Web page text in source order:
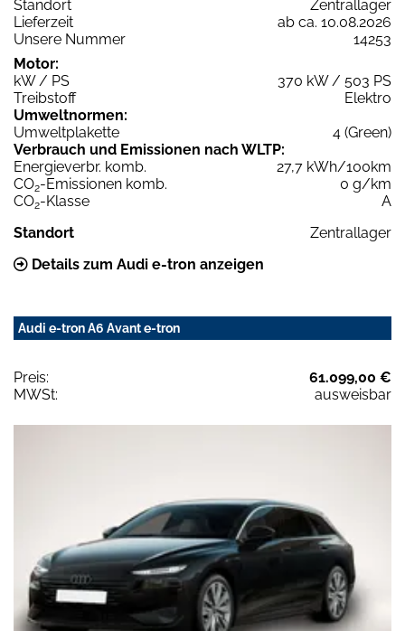
Standort
Zentrallager
Lieferzeit
ab ca. 10.08.2026
Unsere Nummer
14253
Motor:
kW / PS
370 kW / 503 PS
Treibstoff
Elektro
Umweltnormen:
Umweltplakette
4 (Green)
Verbrauch und Emissionen nach WLTP:
Energieverbr. komb.
27,7 kWh/100km
CO2-Emissionen komb.
0 g/km
CO2-Klasse
A
Standort
Zentrallager
Details zum Audi e-tron anzeigen
Audi e-tron A6 Avant e-tron
Preis:
61.099,00 €
MWSt:
ausweisbar